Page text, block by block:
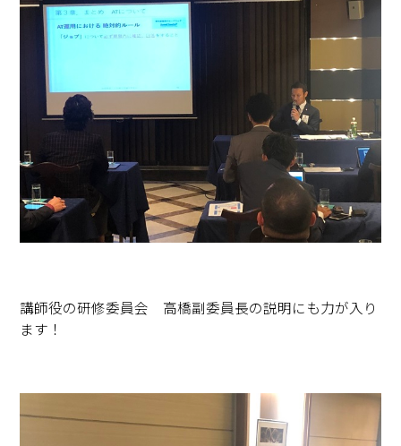
講師役の研修委員会 高橋副委員長の説明にも力が入り
ます！